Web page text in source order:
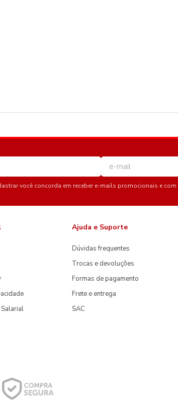
você concorda em receber e-mails promocionais e
Ajuda e Suporte
Dúvidas frequentes
Trocas e devoluções
Formas de pagamento
Frete e entrega
SAC